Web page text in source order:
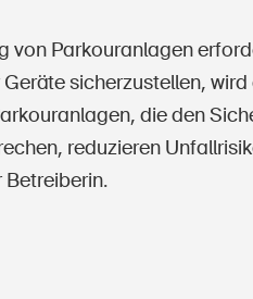
von Parkouranlagen
sicherzustellen,
die den
reduzieren
Betreiberin.